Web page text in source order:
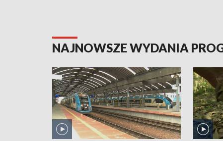
NAJNOWSZE WYDANIA